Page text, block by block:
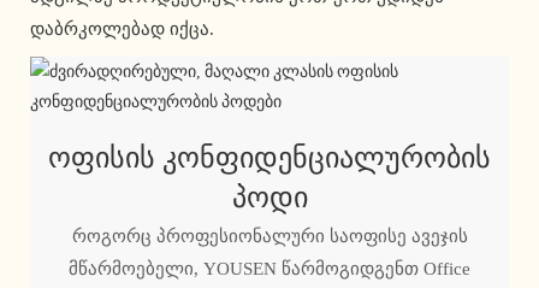
დაბრკოლებად იქცა.
Ოფისის Კონფიდენციალურობის
Პოდი
როგორც პროფესიონალური საოფისე ავეჯის
მწარმოებელი, YOUSEN წარმოგიდგენთ Office